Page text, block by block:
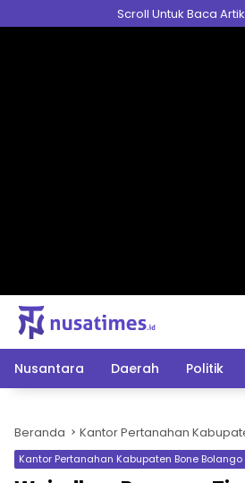
ke
Scroll Untuk Baca
Nusantara Daerah Politik
Beranda Kantor Pertanahan
Kantor Pertanahan Kabupaten Bone Bolango